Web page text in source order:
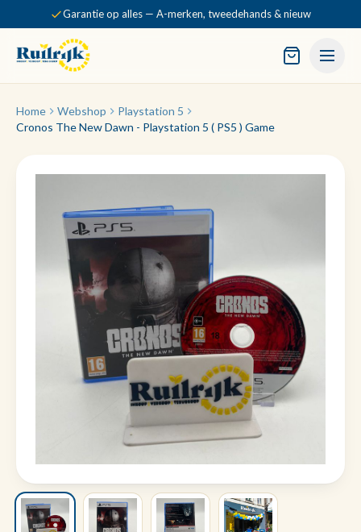
Garantie op alles — A-merken, tweedehands & nieuw
Home Webshop
Playstation 5
Cronos The New Dawn - Playstation 5 ( PS5 ) Game